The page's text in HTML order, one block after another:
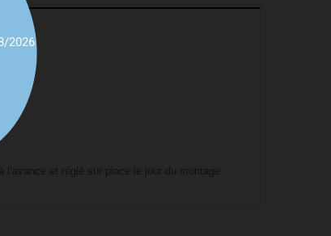
et réglé sur place le jour du montage.
2026